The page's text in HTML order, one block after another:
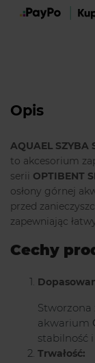
Opis
AQUAEL SZYBA
to akcesorium
serii OPTIBENT
osłony górnej
przed
zapewniając
Cechy
akwarium
stabilność
Trwałość: